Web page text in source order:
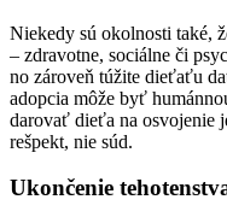
Niekedy sú okolnosti také,
– zdravotne, sociálne či
no zároveň túžite dieťaťu
adopcia môže byť
darovať dieťa na osvojenie
rešpekt, nie súd.
Ukončenie